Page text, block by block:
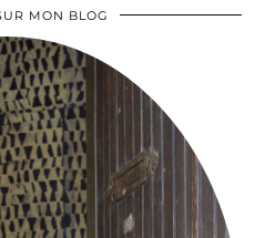
MON BLOG